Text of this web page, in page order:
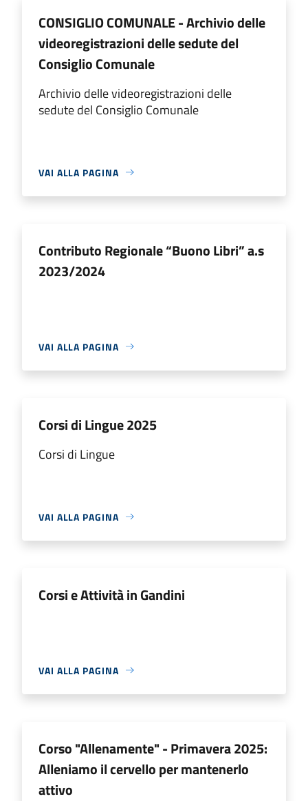
CONSIGLIO COMUNALE - Archivio delle
videoregistrazioni delle sedute del
Consiglio Comunale
Archivio delle videoregistrazioni delle
sedute del Consiglio Comunale
VAI ALLA PAGINA
Contributo Regionale “Buono Libri” a.s
2023/2024
VAI ALLA PAGINA
Corsi di Lingue 2025
Corsi di Lingue
VAI ALLA PAGINA
Corsi e Attività in Gandini
VAI ALLA PAGINA
Corso "Allenamente" - Primavera 2025:
Alleniamo il cervello per mantenerlo
attivo